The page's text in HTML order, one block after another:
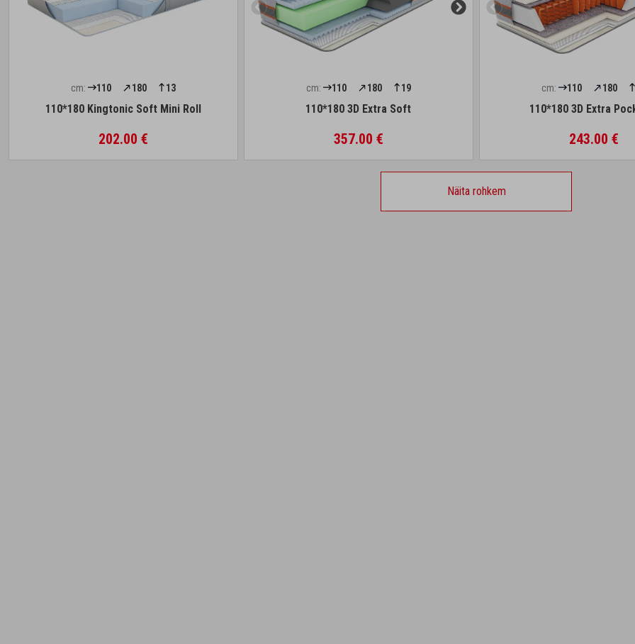
cm: 110 180 13
110*180 Kingtonic Soft Mini Roll
202.00 €
cm: 110 180 19
110*180 3D Extra Soft
357.00 €
cm: 110 180
110*180 3D Extra
243.00 €
Näita rohkem